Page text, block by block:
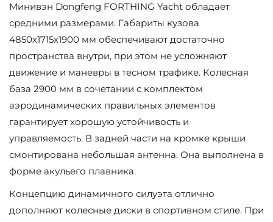
Минивэн Dongfeng FORTHING Yacht обладает
средними размерами. Габариты кузова
4850х1715х1900 мм обеспечивают достаточно
пространства внутри, при этом не усложняют
движение и маневры в тесном трафике. Колесная
база 2900 мм в сочетании с комплектом
аэродинамических правильных элементов
гарантирует хорошую устойчивость и
управляемость. В задней части на кромке крыши
смонтирована небольшая антенна. Она выполнена в
форме акульего плавника.
Концепцию динамичного силуэта отлично
дополняют колесные диски в спортивном стиле. При